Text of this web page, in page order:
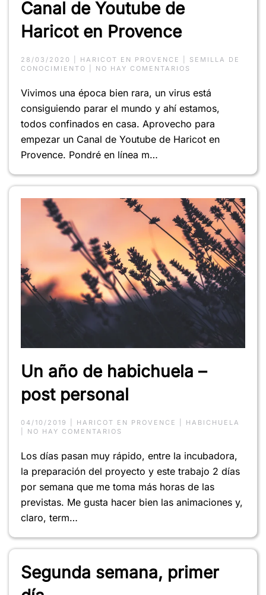
Canal de Youtube de
Haricot en Provence
28/03/2020 HARICOT EN PROVENCE
SEMILLA DE
CONOCIMIENTO
NO HAY COMENTARIOS
YOUTUBE
DE
HARICOT
EN
PROVENCE
Vivimos una época bien rara, un virus está
consiguiendo parar el mundo y ahí estamos,
todos confinados en casa. Aprovecho para
empezar un Canal de Youtube de Haricot en
Provence. Pondré en línea m…
Un año de habichuela –
post personal
04/10/2019 HARICOT EN PROVENCE
HABICHUELA
NO HAY COMENTARIOS
DE
HABICHUELA
–
POST
PERSONAL
Los días pasan muy rápido, entre la incubadora,
la preparación del proyecto y este trabajo 2 días
por semana que me toma más horas de las
previstas. Me gusta hacer bien las animaciones y,
claro, term…
Segunda semana, primer